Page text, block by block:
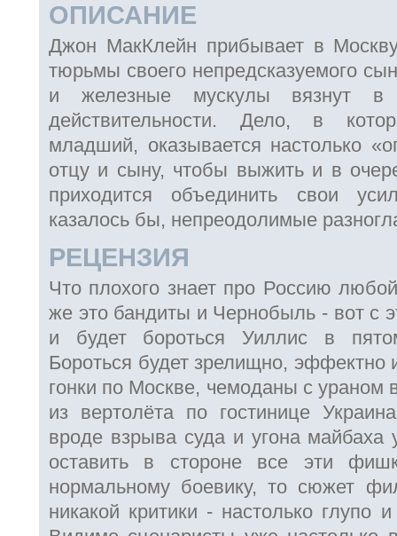
ОПИСАНИЕ
Джон МакКлейн прибывает в
тюрьмы своего непредсказуемого
и железные мускулы вязнут в
действительности. Дело, в
младший, оказывается настолько
отцу и сыну, чтобы выжить и в
приходится объединить свои
казалось бы, непреодолимые
РЕЦЕНЗИЯ
Что плохого знает про Россию
же это бандиты и Чернобыль - вот с
и будет бороться Уиллис в
Бороться будет зрелищно, эффектно
гонки по Москве, чемоданы с ураном
из вертолёта по гостинице
вроде взрыва суда и угона
оставить в стороне все эти
нормальному боевику, то сюжет
никакой критики - настолько глупо